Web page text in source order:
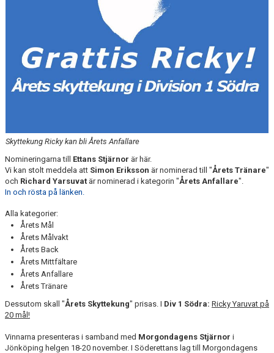
Skyttekung Ricky kan bli Årets Anfallare
Nomineringarna till Ettans Stjärnor är här.
Vi kan stolt meddela att Simon Eriksson är nominerad till "Årets Tränare"
och Richard Yarsuvat är nominerad i kategorin "Årets Anfallare".
In och rösta på länken.
Alla kategorier:
Årets Mål
Årets Målvakt
Årets Back
Årets Mittfältare
Årets Anfallare
Årets Tränare
Dessutom skall "Årets Skyttekung" prisas. I Div 1 Södra: Ricky Yaruvat på
20 mål!
Vinnarna presenteras i samband med Morgondagens Stjärnor i
Jönköping helgen 18-20 november. I Söderettans lag till Morgondagens